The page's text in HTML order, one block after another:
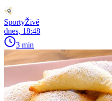
SportyŽivě
dnes, 18:48
3 min